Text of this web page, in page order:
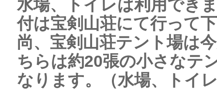
水場、トイレは利用でき
付は宝剣山荘にて行って
尚、宝剣山荘テント場は
ちらは約20張の小さなテ
なります。（水場、トイ